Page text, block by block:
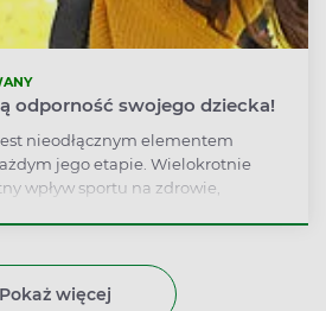
odporność swojego dziecka!
nieodłącznym elementem
jego etapie. Wielokrotnie
wpływ sportu na zdrowie,
dostępne bez wychodzenia z
aktywności fizycznej.
Pokaż więcej